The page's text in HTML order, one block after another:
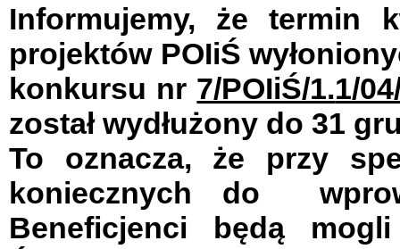
Informujemy, że termin
projektów POIiŚ
konkursu nr 7/POIiŚ/1.1/
został wydłużony do 31
To oznacza, że przy
koniecznych do
Beneficjenci będą